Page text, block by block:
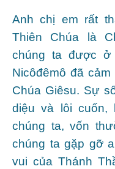
Anh chị em rất
Thiên Chúa là
chúng ta được ở
Nicôđêmô đã
Chúa Giêsu. Sự
diệu và lôi cuốn,
chúng ta, vốn
chúng ta gặp gỡ
vui của Thánh